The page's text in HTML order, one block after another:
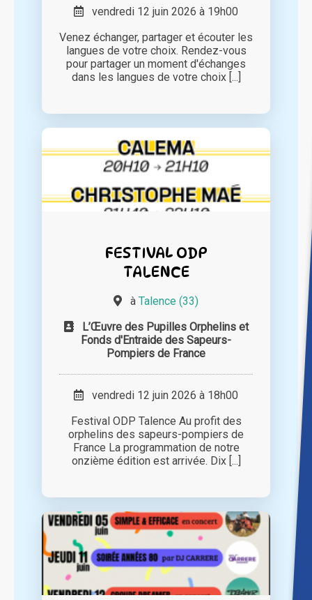
vendredi 12 juin 2026 à 19h00
Venez échanger, partager et écouter les
langues de votre choix. Rendez-vous
pour partager un moment d'échanges
dans les langues de votre choix [...]
FESTIVAL ODP
TALENCE
à Talence (33)
L’Œuvre des Pupilles Orphelins et
Fonds d'Entraide des Sapeurs-
Pompiers de France
vendredi 12 juin 2026 à 18h00
Festival ODP Talence Au profit des
orphelins des sapeurs-pompiers de
France La programmation de notre
onzième édition est arrivée. Dix [...]